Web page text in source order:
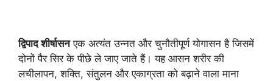
द्विपाद शीर्षासनएक अत्यंत उन्नत और चुनौतीपूर्ण योगासन है जिसमें
दोनों पैर सिर के पीछे ले जाए जाते हैं। यह आसन शरीर की
लचीलापन, शक्ति, संतुलन और एकाग्रता को बढ़ाने वाला माना